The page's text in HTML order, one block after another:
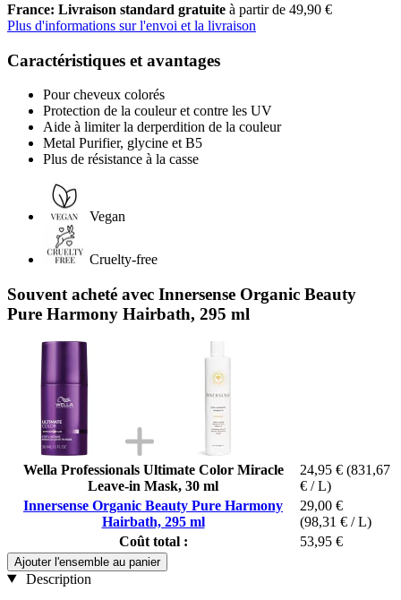
France: Livraison standard gratuite à partir de 49,90 €
Plus d'informations sur l'envoi et la livraison
Caractéristiques et avantages
Pour cheveux colorés
Protection de la couleur et contre les UV
Aide à limiter la derperdition de la couleur
Metal Purifier, glycine et B5
Plus de résistance à la casse
Vegan
Cruelty-free
Souvent acheté avec Innersense Organic Beauty
Pure Harmony Hairbath, 295 ml
Wella Professionals Ultimate Color Miracle
Leave-in Mask, 30 ml
24,95 € (831,67
€ / L)
Innersense Organic Beauty Pure Harmony
Hairbath, 295 ml
29,00 €
(98,31 € / L)
Coût total :
53,95 €
Ajouter l'ensemble au panier
Description